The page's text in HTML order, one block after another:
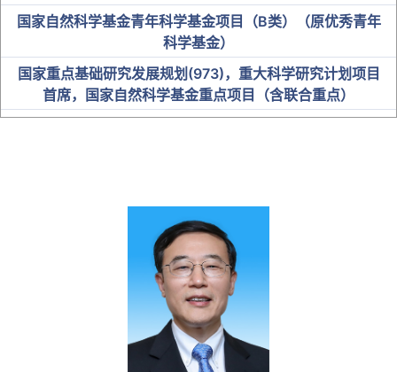
国家自然科学基金青年科学基金项目（B类）（原优秀青年
科学基金）
国家重点基础研究发展规划(973)，重大科学研究计划项目
首席，国家自然科学基金重点项目（含联合重点）
教育部“新世纪优秀人才支持计划”
全国优秀教师及名师
省级人才
博士研究生导师